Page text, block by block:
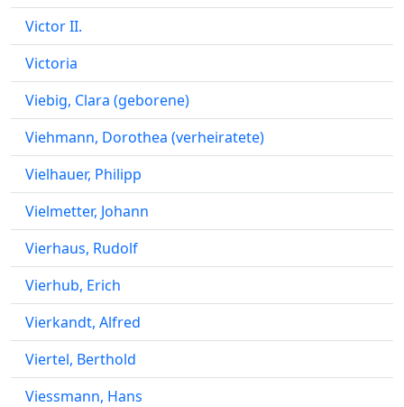
Victor II.
Victoria
Viebig, Clara (geborene)
Viehmann, Dorothea (verheiratete)
Vielhauer, Philipp
Vielmetter, Johann
Vierhaus, Rudolf
Vierhub, Erich
Vierkandt, Alfred
Viertel, Berthold
Viessmann, Hans